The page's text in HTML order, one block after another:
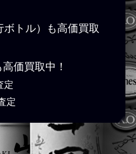
トル）も高価買取
価買取中！
定
定